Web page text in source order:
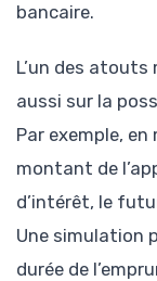
bancaire.
L’un des
aussi sur la
Par exemple,
montant de
d’intérêt, le
Une simulation
durée de